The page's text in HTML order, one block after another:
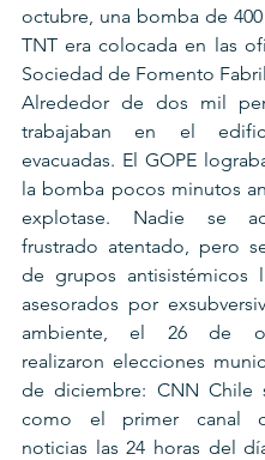
octubre, una bomba de
TNT era colocada en las
Sociedad de Fomento
Alrededor de dos mil
trabajaban en el
evacuadas. El GOPE
la bomba pocos minutos
explotase. Nadie se
frustrado atentado, pero
de grupos antisistémicos
asesorados por
ambiente, el 26 de
realizaron elecciones
de diciembre: CNN Chile
como el primer canal
noticias las 24 horas del